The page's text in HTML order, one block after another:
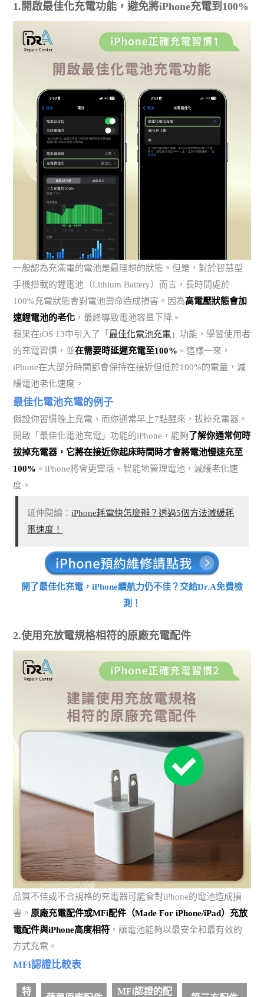
1.開啟最佳化充電功能，避免將iPhone充電到100%
一般認為充滿電的電池是最理想的狀態。但是，對於智慧型
手機搭載的鋰電池（Lithium Battery）而言，長時間處於
100%充電狀態會對電池壽命造成損害。因為高電壓狀態會加
速鋰電池的老化 ，最終導致電池容量下降。
蘋果在iOS 13中引入了「最佳化電池充電 」功能，學習使用者
的充電習慣，並在需要時延遲充電至100% 。這樣一來，
iPhone在大部分時間都會保持在接近但低於100%的電量，減
緩電池老化速度。
最佳化電池充電的例子
假設你習慣晚上充電，而你通常早上7點醒來，拔掉充電器。
開啟「最佳化電池充電」功能的iPhone，能夠了解你通常何時
拔掉充電器，它將在接近你起床時間時才會將電池慢速充至
100% 。iPhone將會更靈活、智能地管理電池，減緩老化速
度。
延伸閱讀：iPhone耗電快怎麼辦？透過5個方法減緩耗
電速度！
開了最佳化充電，iPhone續航力仍不佳？交給Dr.A免費檢
測！
2.使用充放電規格相符的原廠充電配件
品質不佳或不合規格的充電器可能會對iPhone的電池造成損
害。 原廠充電配件或MFi配件（Made For iPhone/iPad）充放
電配件與iPhone高度相符 ，讓電池能夠以最安全和最有效的
方式充電。
MFi認證比較表
特 MFi認證的配